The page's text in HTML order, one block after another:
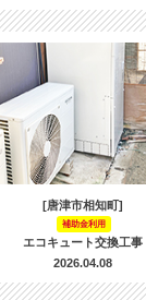
[唐津市相知町]
補助金利用
エコキュート交換工事
2026.04.08